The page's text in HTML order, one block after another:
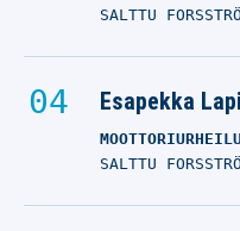
SALTTU
Esapekka
SALTTU